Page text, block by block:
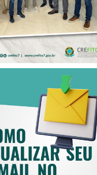
ATUALIZAR
E-MAIL NO
CREFITO-7